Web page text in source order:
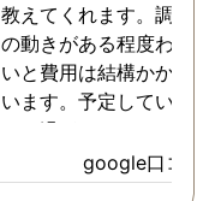
教えてくれます。調査対
の動きがある程度わから
いと費用は結構かかると
います。予定していた時
より過ぎてしまいました
が、そのまま調査してい
だき、しっかり証拠取れ
google口コミ